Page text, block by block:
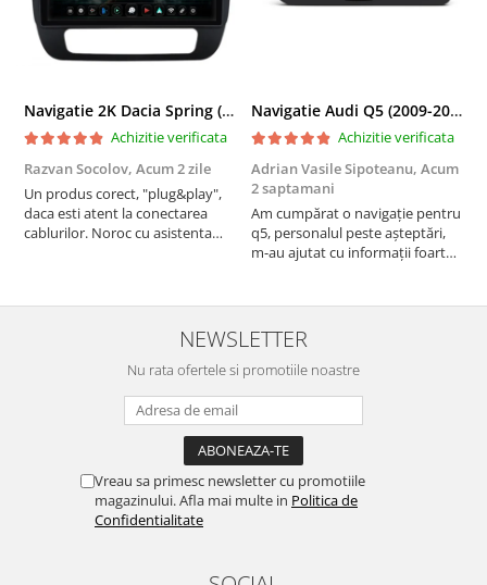
Navigatie 2K Dacia Spring (2021- Prezent), Android, S-Quadcore / 4GB RAM + 64GB ROM, 9.5 Inch - AD-BGS90042K+AD-BGRKIT366V4s
Achizitie verificata
Razvan Socolov, Acum 2 zile
Un produs corect, "plug&play",
daca esti atent la conectarea
cablurilor. Noroc cu asistenta
atras atentia ca nu era conectat
cablul de video de la camera
Navigatie Audi Q5 (2009-2017), Linux OS & OEM, MMI 3G, CarPlay & Android Auto Wireless, MirrorLink, Camera AHD, 12.3 Inch - AD-BGAALNXH+AD-BGRKITQ5002
Achizitie verificata
Adrian Vasile Sipoteanu, Acum
2 saptamani
Am cumpărat o navigație pentru
q5, personalul peste așteptări,
m-au ajutat cu informații foarte
serviabili, livrare rapidă, suport
tehnic, totul impecabil, o să revin
la ei și pentru vi...
NEWSLETTER
Nu rata ofertele si promotiile noastre
Vreau sa primesc newsletter cu promotiile
magazinului. Afla mai multe in Politica de
Confidentialitate